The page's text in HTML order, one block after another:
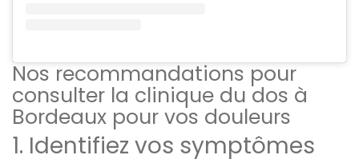
Nos recommandations pour
consulter la clinique du dos à
Bordeaux pour vos douleurs
1. Identifiez vos symptômes